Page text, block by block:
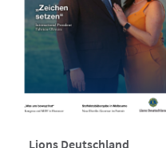
Lions Deutschland